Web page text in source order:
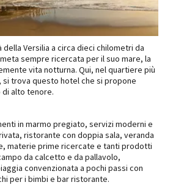
Versilia a circa dieci chilometri da
sempre ricercata per il suo mare, la
vita notturna. Qui, nel quartiere più
trova questo hotel che si propone
alto tenore.
in marmo pregiato, servizi moderni e
ristorante con doppia sala, veranda
materie prime ricercate e tanti prodotti
da calcetto e da pallavolo,
convenzionata a pochi passi con
per i bimbi e bar ristorante.